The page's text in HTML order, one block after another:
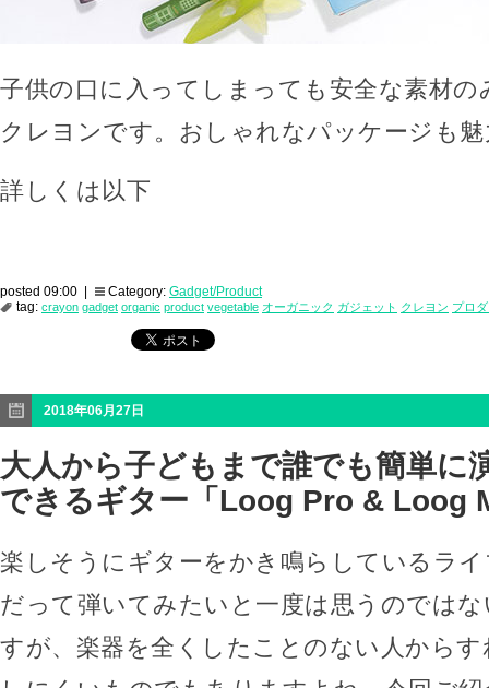
子供の口に入ってしまっても安全な素材
クレヨンです。おしゃれなパッケージも
詳しくは以下
posted 09:00 | Category: Gadget/Product
tag: crayon gadget organic product vegetable オーガニック ガジェット クレヨン プロ
2018年06月27日
大人から子どもまで誰でも簡単に
できるギター「Loog Pro & Loog
楽しそうにギターをかき鳴らしているラ
だって弾いてみたいと一度は思うのでは
すが、楽器を全くしたことのない人から